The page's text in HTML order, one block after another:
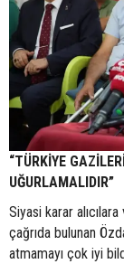
“TÜRKİYE
UĞURLAMALIDIR”
Siyasi karar
çağrıda bulunan
atmamayı çok iyi